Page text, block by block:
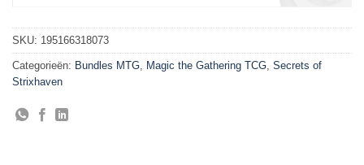
SKU: 195166318073
Categorieën: Bundles MTG Magic the Gathering TCG Secrets of
Strixhaven